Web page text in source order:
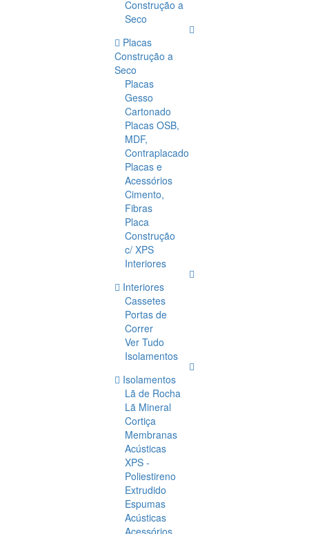
Construção a
Seco
Placas
Construção a
Seco
Placas
Gesso
Cartonado
Placas OSB,
MDF,
Contraplacado
Placas e
Acessórios
Cimento,
Fibras
Placa
Construção
c/ XPS
Interiores
Interiores
Cassetes
Portas de
Correr
Ver Tudo
Isolamentos
Isolamentos
Lã de Rocha
Lã Mineral
Cortiça
Membranas
Acústicas
XPS -
Poliestireno
Extrudido
Espumas
Acústicas
Acessórios,